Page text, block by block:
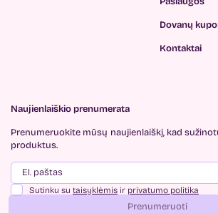
Dovanų
Kontaktai
Naujienlaiškio prenumerata
Prenumeruokite mūsų naujienlaiškį, kad
produktus.
Sutinku su taisyklėmis ir privatumo politika
Prenumeruoti